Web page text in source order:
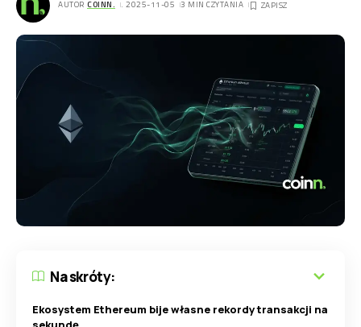
AUTOR COINN. . 2025-11-05 3 MIN CZYTANIA
Na skróty:
Ekosystem Ethereum bije własne rekordy transakcji na